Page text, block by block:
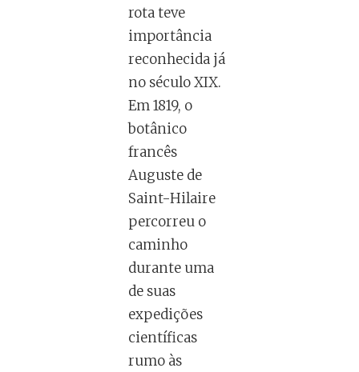
rota teve
importância
reconhecida já
no século XIX.
Em 1819, o
botânico
francês
Auguste de
Saint-Hilaire
percorreu o
caminho
durante uma
de suas
expedições
científicas
rumo às